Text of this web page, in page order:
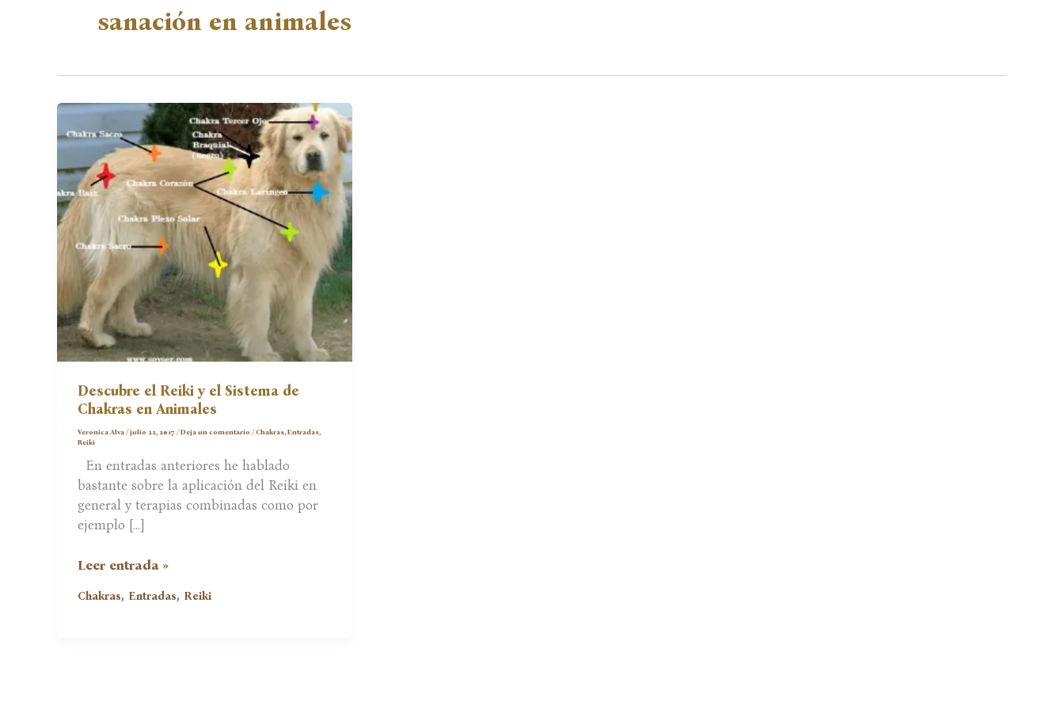
sanación en animales
Descubre el Reiki y el Sistema de
Chakras en Animales
Veronica Alva /julio 22, 2017 /Deja un comentario /Chakras, Entradas,
Reiki
En entradas anteriores he hablado
bastante sobre la aplicación del Reiki en
general y terapias combinadas como por
ejemplo […]
Descubre
Reiki
Leer entrada »
Chakras, Entradas, Reiki